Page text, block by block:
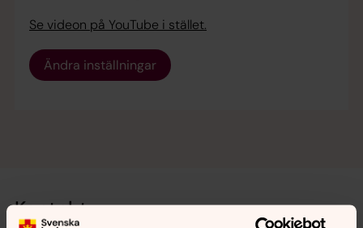
Se videon på YouTube i stället.
Ändra inställningar
Kontakt: